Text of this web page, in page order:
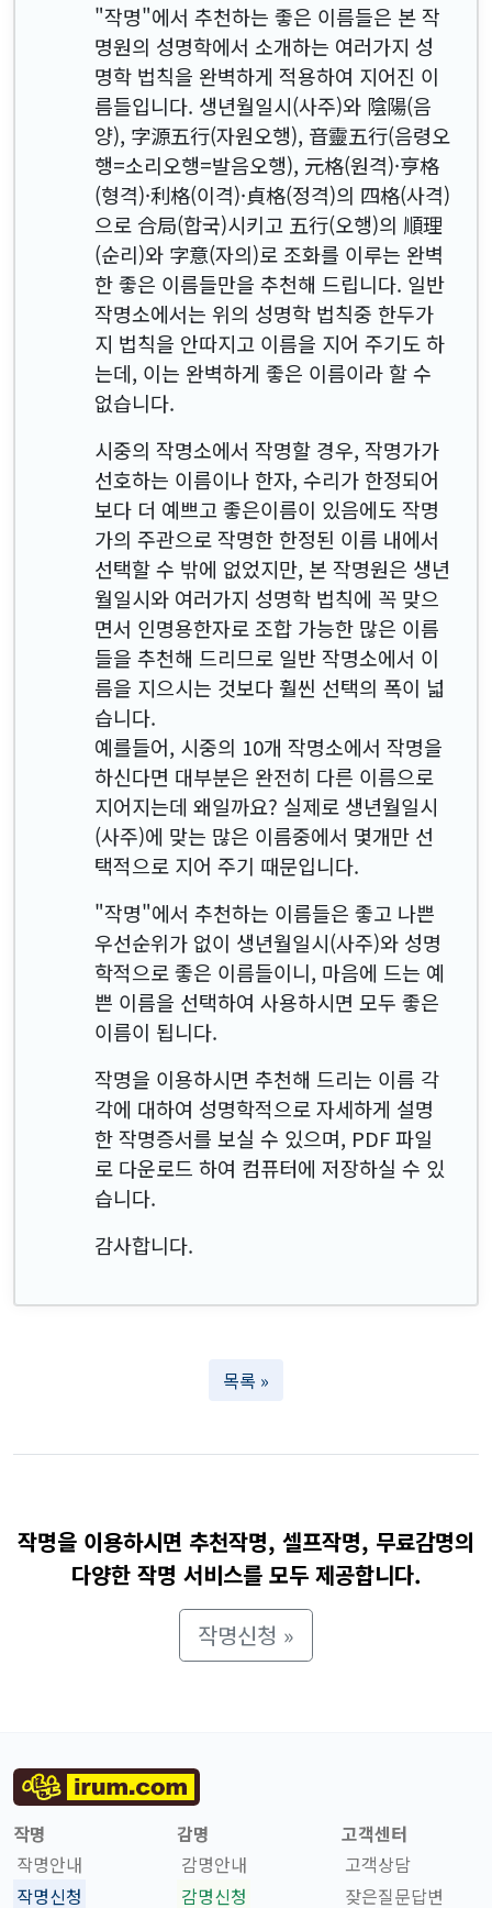
"작명"에서 추천하는 좋은 이름들은 본 작
명원의 성명학에서 소개하는 여러가지 성
명학 법칙을 완벽하게 적용하여 지어진 이
름들입니다. 생년월일시(사주)와 陰陽(음
양), 字源五行(자원오행), 音靈五行(음령오
행=소리오행=발음오행), 元格(원격)·亨格
(형격)·利格(이격)·貞格(정격)의 四格(사격)
으로 合局(합국)시키고 五行(오행)의 順理
(순리)와 字意(자의)로 조화를 이루는 완벽
한 좋은 이름들만을 추천해 드립니다. 일반
작명소에서는 위의 성명학 법칙중 한두가
지 법칙을 안따지고 이름을 지어 주기도 하
는데, 이는 완벽하게 좋은 이름이라 할 수
없습니다.
시중의 작명소에서 작명할 경우, 작명가가
선호하는 이름이나 한자, 수리가 한정되어
보다 더 예쁘고 좋은이름이 있음에도 작명
가의 주관으로 작명한 한정된 이름 내에서
선택할 수 밖에 없었지만, 본 작명원은 생년
월일시와 여러가지 성명학 법칙에 꼭 맞으
면서 인명용한자로 조합 가능한 많은 이름
들을 추천해 드리므로 일반 작명소에서 이
름을 지으시는 것보다 훨씬 선택의 폭이 넓
습니다.
예를들어, 시중의 10개 작명소에서 작명을
하신다면 대부분은 완전히 다른 이름으로
지어지는데 왜일까요? 실제로 생년월일시
(사주)에 맞는 많은 이름중에서 몇개만 선
택적으로 지어 주기 때문입니다.
"작명"에서 추천하는 이름들은 좋고 나쁜
우선순위가 없이 생년월일시(사주)와 성명
학적으로 좋은 이름들이니, 마음에 드는 예
쁜 이름을 선택하여 사용하시면 모두 좋은
이름이 됩니다.
작명을 이용하시면 추천해 드리는 이름 각
각에 대하여 성명학적으로 자세하게 설명
한 작명증서를 보실 수 있으며, PDF 파일
로 다운로드 하여 컴퓨터에 저장하실 수 있
습니다.
감사합니다.
목록 »
작명을 이용하시면 추천작명, 셀프작명, 무료감명의
다양한 작명 서비스를 모두 제공합니다.
작명신청 »
작명
작명안내
작명신청
감명
감명안내
감명신청
고객센터
고객상담
잦은질문답변